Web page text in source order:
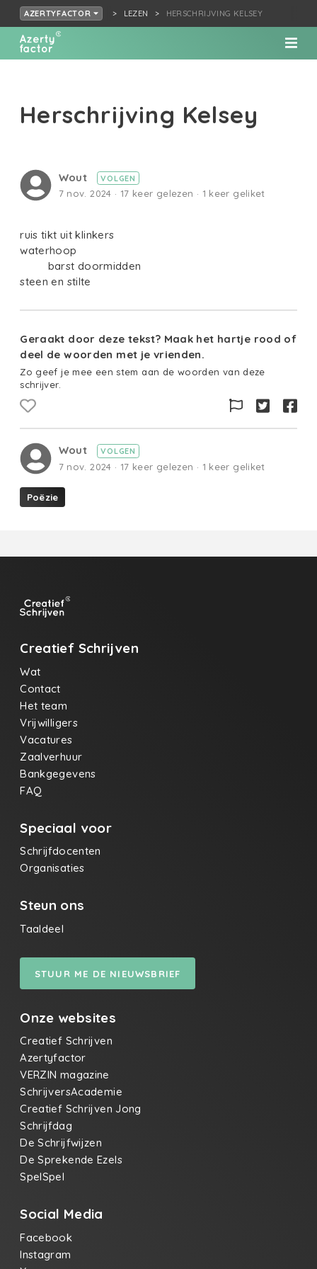
AZERTYFACTOR LEZEN HERSCHRIJVING KELSEY
Herschrijving Kelsey
Wout VOLGEN
7 nov. 2024 · 17 keer gelezen · 1 keer geliket
ruis tikt uit klinkers
waterhoop
barst doormidden
steen en stilte
Geraakt door deze tekst? Maak het hartje rood of
deel de woorden met je vrienden.
Zo geef je mee een stem aan de woorden van deze
schrijver.
Wout VOLGEN
7 nov. 2024 · 17 keer gelezen · 1 keer geliket
Poëzie
Creatief Schrijven
Wat
Contact
Het team
Vrijwilligers
Vacatures
Zaalverhuur
Bankgegevens
FAQ
Speciaal voor
Schrijfdocenten
Organisaties
Steun ons
Taaldeel
STUUR ME DE NIEUWSBRIEF
Onze websites
Creatief Schrijven
Azertyfactor
VERZIN magazine
SchrijversAcademie
Creatief Schrijven Jong
Schrijfdag
De Schrijfwijzen
De Sprekende Ezels
SpelSpel
Social Media
Facebook
Instagram